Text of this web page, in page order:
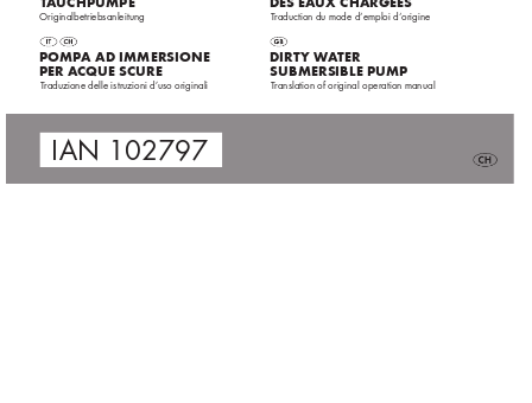
DIRTY WATER
SUBMERSIBLE PUMP
Translation of original operation manual
POMPA AD IMMERSIONE
PER ACQUE SCURE
Traduzione delle istruzioni d’uso originali
IAN 102797
Traduction du mode d‘emploi d‘origine
Originalbetriebsanleitung